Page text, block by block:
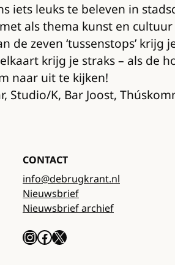
leuks te beleven in
als thema kunst en cultuur
zeven ‘tussenstops’
krijg je straks – als de
naar uit te kijken!
K, Bar Joost,
CONTACT
info@debrugkrant.nl
Nieuwsbrief
Nieuwsbrief archief
InstagramFacebook X